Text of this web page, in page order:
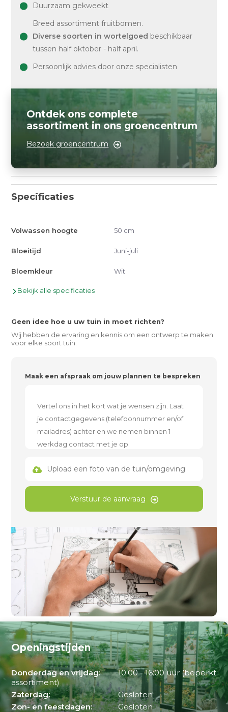
Duurzaam gekweekt
Breed assortiment fruitbomen.
Diverse soorten in wortelgoed beschikbaar
tussen half oktober - half april.
Persoonlijk advies door onze specialisten
Ontdek ons complete
assortiment in ons groencentrum
Bezoek groencentrum
Specificaties
Volwassen hoogte 50 cm
Bloeitijd Juni-juli
Bloemkleur Wit
Bekijk alle specificaties
Geen idee hoe u uw tuin in moet richten?
Wij hebben de ervaring en kennis om een ontwerp te maken
voor elke soort tuin.
Maak een afspraak om jouw plannen te bespreken
Upload een foto van de tuin/omgeving
Verstuur de aanvraag
Openingstijden
Donderdag en vrijdag:
10:00 - 16:00 uur (beperkt
assortiment)
Zaterdag:
Gesloten
Zon- en feestdagen:
Gesloten